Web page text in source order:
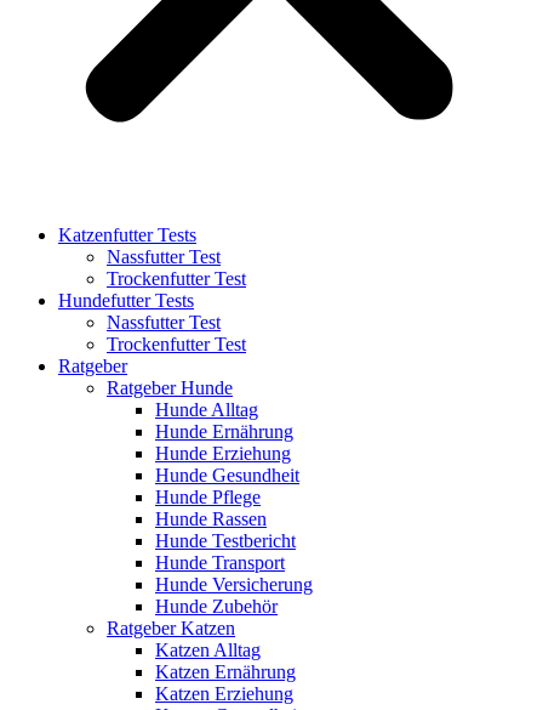
Katzenfutter Tests
Nassfutter Test
Trockenfutter Test
Hundefutter Tests
Nassfutter Test
Trockenfutter Test
Ratgeber
Ratgeber Hunde
Hunde Alltag
Hunde Ernährung
Hunde Erziehung
Hunde Gesundheit
Hunde Pflege
Hunde Rassen
Hunde Testbericht
Hunde Transport
Hunde Versicherung
Hunde Zubehör
Ratgeber Katzen
Katzen Alltag
Katzen Ernährung
Katzen Erziehung